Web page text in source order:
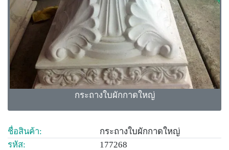
กระถางใบผักกาดใหญ่
ชื่อสินค้า:
กระถางใบผักกาดใหญ่
รหัส:
177268